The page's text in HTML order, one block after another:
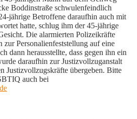
Boddinstraße schwulenfeindlich
jährige Betroffene daraufhin auch mit
hatte, schlug ihm der 45-jährige
Die alarmierten Polizeikräfte
zur Personalienfeststellung auf eine
dann herausstellte, dass gegen ihn ein
daraufhin zur Justizvollzuganstalt
Justizvollzugskräfte übergeben. Bitte
auch bei